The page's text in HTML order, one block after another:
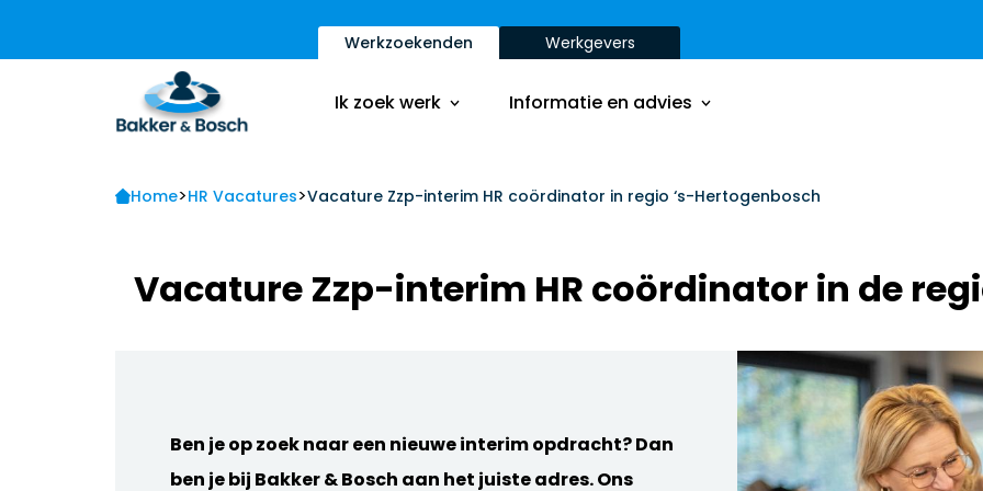
Werkzoekenden Werkgevers
Ik zoek werk
Vacatures
Sollicitatietips
Informatie en advies
Onze aanpak
Onze opdrachtgevers
Vacatures
Inschrijfformulier
Onze aanpak
Onze dienstverbanden
Home>HR Vacatures>Vacature Zzp-interim HR coördinator in regio ‘s-Hertogenbosch
Vacature Zzp-interim HR coördinator in de
Ben je op zoek naar een nieuwe interim opdracht? Dan
ben je bij Bakker & Bosch aan het juiste adres. Ons